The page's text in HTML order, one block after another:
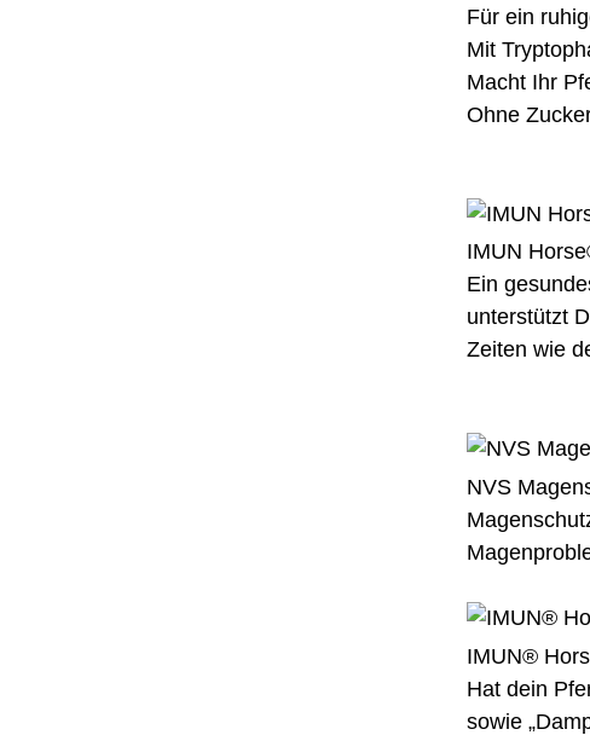
Für ein
Mit
Macht Ihr
Ohne
IMUN
Ein
unterstützt
Zeiten wie
NVS
IMUN®
Hat dein
sowie